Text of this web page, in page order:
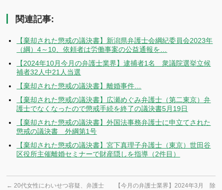
関連記事:
【棄却された懲戒の議決書】新潟県弁護士会綱紀委員会2023年
（綱）4～10、依頼者は労働事案の公益通報を…
【2024年10月今月の弁護士業界】逮捕者1名 衆議院選挙立候
補者32人中21人当選
【棄却された懲戒の議決書】離婚事件…
【棄却された懲戒の議決書】広瀬めぐみ弁護士（第二東京）弁
護士でなくなったので懲戒手続を終了の議決書5月19日
【棄却された懲戒の議決書】外国法事務弁護士に申立てされた
懲戒の議決書 外綱第1号
【棄却された懲戒の議決書】宮下真理子弁護士（東京）世田谷
区役所主催離婚セミナーで財産隠しを指導（2件目）
← 20代女性にわいせつ容疑、弁護士
【今月の弁護士業界】2024年3月 除